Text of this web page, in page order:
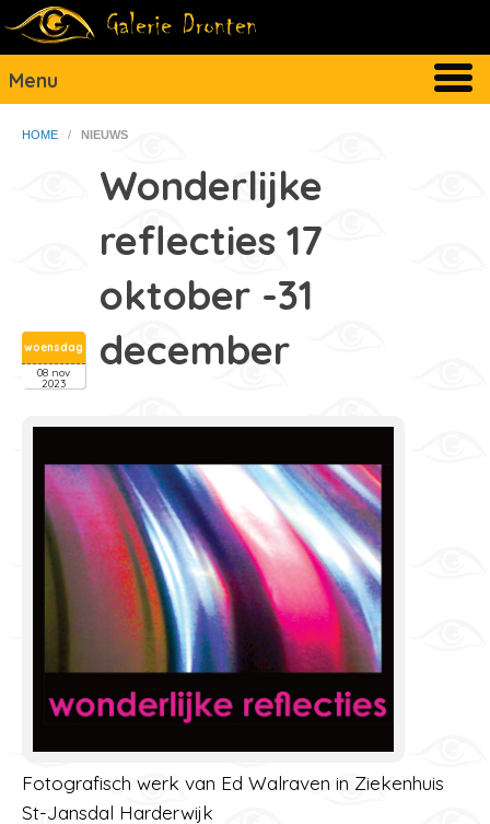
Menu
HOME / NIEUWS
Wonderlijke
reflecties 17
oktober -31
december
woensdag
08 nov
2023
Fotografisch werk van Ed Walraven in Ziekenhuis
St-Jansdal Harderwijk